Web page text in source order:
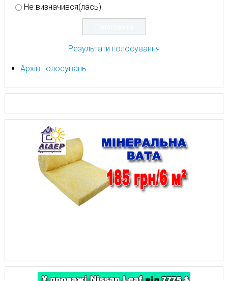
Не визначився(лась)
Результати голосування
Архів голосувань